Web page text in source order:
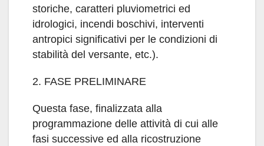
storiche, caratteri pluviometrici ed
idrologici, incendi boschivi, interventi
antropici significativi per le condizioni di
stabilità del versante, etc.).
2. FASE PRELIMINARE
Questa fase, finalizzata alla
programmazione delle attività di cui alle
fasi successive ed alla ricostruzione